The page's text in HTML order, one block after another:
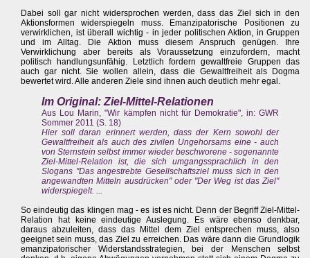
Dabei soll gar nicht widersprochen werden, dass das Ziel sich in den
Aktionsformen widerspiegeln muss. Emanzipatorische Positionen zu
verwirklichen, ist überall wichtig - in jeder politischen Aktion, in Gruppen
und im Alltag. Die Aktion muss diesem Anspruch genügen. Ihre
Verwirklichung aber bereits als Voraussetzung einzufordern, macht
politisch handlungsunfähig. Letztlich fordern gewaltfreie Gruppen das
auch gar nicht. Sie wollen allein, dass die Gewaltfreiheit als Dogma
bewertet wird. Alle anderen Ziele sind ihnen auch deutlich mehr egal.
Im Original: Ziel-Mittel-Relationen
Aus Lou Marin, "Wir kämpfen nicht für Demokratie", in: GWR
Sommer 2011 (S. 18)
Hier soll daran erinnert werden, dass der Kern sowohl der
Gewaltfreiheit als auch des zivilen Ungehorsams eine - auch
von Sternstein selbst immer wieder beschworene - sogenannte
Ziel-Mittel-Relation ist, die sich umgangssprachlich in den
Slogans "Das angestrebte Gesellschaftsziel muss sich in den
angewandten Mitteln ausdrücken" oder "Der Weg ist das Ziel"
widerspiegelt. ...
So eindeutig das klingen mag - es ist es nicht. Denn der Begriff Ziel-Mittel-
Relation hat keine eindeutige Auslegung. Es wäre ebenso denkbar,
daraus abzuleiten, dass das Mittel dem Ziel entsprechen muss, also
geeignet sein muss, das Ziel zu erreichen. Das wäre dann die Grundlogik
emanzipatorischer Widerstandsstrategien, bei der Menschen selbst